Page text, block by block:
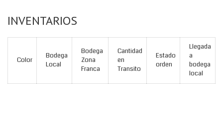
INVENTARIOS
Color
Bodega
Local
Bodega
Zona
Franca
Cantidad
en
Transito
Estado
orden
Llegada
a
bodega
local